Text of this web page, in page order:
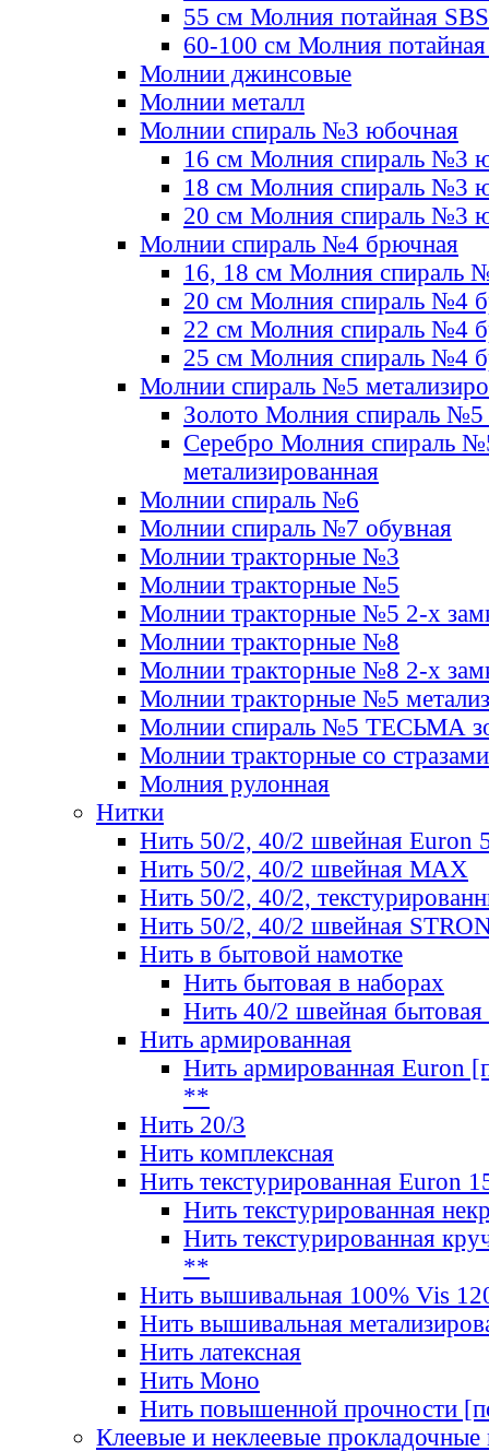
55 см Молния потайная SBS
60-100 см Молния
Молнии джинсовые
Молнии металл
Молнии спираль №3 юбочная
16 см Молния спираль №3
18 см Молния спираль №3
20 см Молния спираль №3
Молнии спираль №4 брючная
16, 18 см Молния спираль
20 см Молния спираль №4
22 см Молния спираль №4
25 см Молния спираль №4
Молнии спираль №5
Золото Молния спираль №5
Серебро Молния спираль
метализированная
Молнии спираль №6
Молнии спираль №7 обувная
Молнии тракторные №3
Молнии тракторные №5
Молнии тракторные №5 2-х
Молнии тракторные №8
Молнии тракторные №8 2-х
Молнии тракторные №5
Молнии спираль №5 ТЕСЬМА
Молнии тракторные со стразами
Молния рулонная
Нитки
Нить 50/2, 40/2 швейная Euron
Нить 50/2, 40/2 швейная МАХ
Нить 50/2, 40/2,
Нить 50/2, 40/2 швейная
Нить в бытовой намотке
Нить бытовая в наборах
Нить 40/2 швейная бытовая
Нить армированная
Нить армированная Euron
**
Нить 20/3
Нить комплексная
Нить текстурированная Euron
Нить текстурированная
Нить текстурированная
**
Нить вышивальная 100% Vis
Нить вышивальная
Нить латексная
Нить Моно
Нить повышенной прочности
Клеевые и неклеевые прокладочные